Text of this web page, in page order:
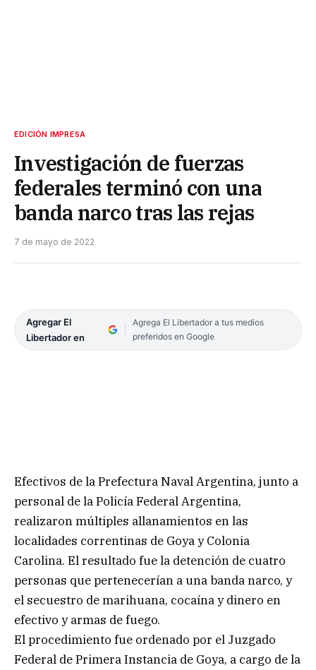
EDICIÓN IMPRESA
Investigación de fuerzas
federales terminó con una
banda narco tras las rejas
7 de mayo de 2022
Agregar El
Libertador en
Agrega El Libertador a tus medios
preferidos en Google
Efectivos de la Prefectura Naval Argentina, junto a
personal de la Policía Federal Argentina,
realizaron múltiples allanamientos en las
localidades correntinas de Goya y Colonia
Carolina. El resultado fue la detención de cuatro
personas que pertenecerían a una banda narco, y
el secuestro de marihuana, cocaína y dinero en
efectivo y armas de fuego.
El procedimiento fue ordenado por el Juzgado
Federal de Primera Instancia de Goya, a cargo de la